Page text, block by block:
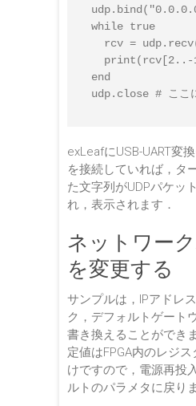
while true
rcv =
print(rcv[2..-
end
exLeafにUSB-UART変
を接続していれば，タ
た文字列がUDPパケッ
れ，表示されます．
ネットワー
を変更する
サンプルは，IPアドレ
ク，デフォルトゲート
書き換えることができ
定値はFPGA内のレジ
けですので，電源再投
ルトのパラメタに戻り